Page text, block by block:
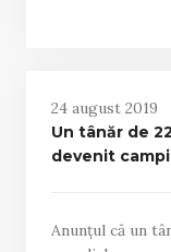
24 august 2019
Un tânăr de
devenit
Anunțul că un